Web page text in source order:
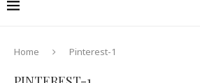
Home Pinterest-1